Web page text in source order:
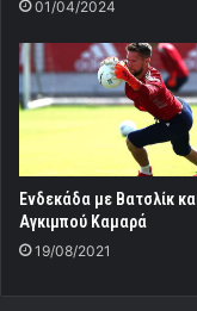
01/04/2024
Ενδεκάδα με Βατσλίκ
Αγκιμπού Καμαρά
19/08/2021